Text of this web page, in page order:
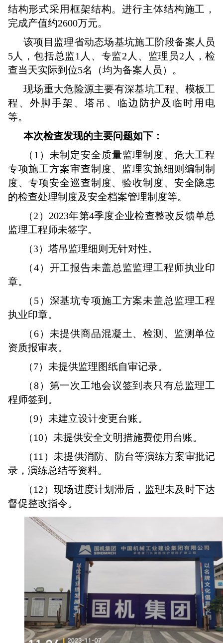
结构形式采用框架结构。进行主体结构施工，
完成产值约2600万元。
该项目监理省动态场基坑施工阶段备案人员
5人，包括总监1人、专监2人、监理员2人，检
查当天实际到位5名（均为备案人员）。
现场重大危险源主要有深基坑工程、模板工
程、外脚手架、塔吊、临边防护及临时用电
等。
本次检查发现的主要问题如下：
（1）未制定安全质量监理制度、危大工程
专项施工方案审查制度、监理实施细则编制制
度、专项安全巡查制度、验收制度、安全隐患
的检查处理制度及安全档案管理制度等。
（2）2023年第4季度企业检查整改反馈单总
监理工程师未签字。
（3）塔吊监理细则无针对性。
（4）开工报告未盖总监监理工程师执业印
章。
（5）深基坑专项施工方案未盖总监理工程
执业印章。
（6）未提供商品混凝土、检测、监测单位
资质报审表。
（7）未提供监理图纸自审记录。
（8）第一次工地会议签到表只有总监理工
程师签到。
（9）未建立设计变更台账。
（10）未提供安全文明措施费使用台账。
（11）未提供消防、防台等演练方案审批记
录，演练总结等资料。
（12）现场进度计划滞后，监理未及时下达
督促整改指令。